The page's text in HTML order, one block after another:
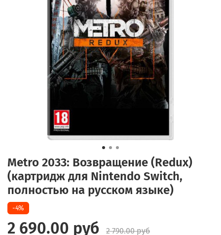
Metro 2033: Возвращение (Redux)
(картридж для Nintendo Switch,
полностью на русском языке)
-4%
2 690.00 руб 2 790.00 руб